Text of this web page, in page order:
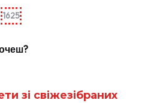
1625
зі свіжезібраних